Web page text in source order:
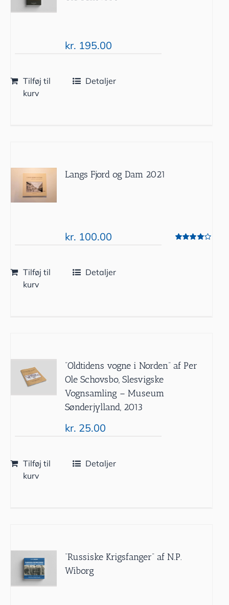
kr. 195.00
Tilføj til
kurv
Detaljer
Langs Fjord og Dam 2021
kr. 100.00
Tilføj til
kurv
Detaljer
”Oldtidens vogne i Norden” af Per
Ole Schovsbo, Slesvigske
Vognsamling – Museum
Sønderjylland, 2013
kr. 25.00
Tilføj til
kurv
Detaljer
“Russiske Krigsfanger” af N.P.
Wiborg